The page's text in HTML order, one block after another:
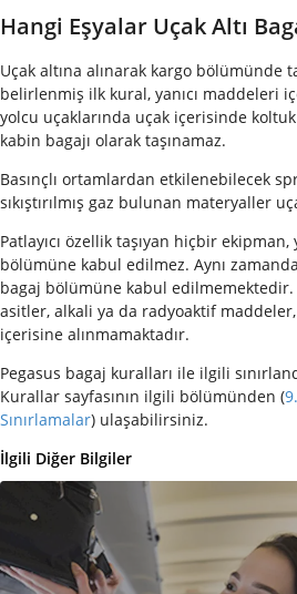
Hangi Eşyalar Uçak Altı
Uçak altına alınarak kargo bölümünde
belirlenmiş ilk kural, yanıcı maddeleri
yolcu uçaklarında uçak içerisinde koltuk
kabin bagajı olarak taşınamaz.
Basınçlı ortamlardan etkilenebilecek
sıkıştırılmış gaz bulunan materyaller
Patlayıcı özellik taşıyan hiçbir ekipman,
bölümüne kabul edilmez. Aynı zamanda
bagaj bölümüne kabul edilmemektedir.
asitler, alkali ya da radyoaktif
içerisine alınmamaktadır.
Pegasus bagaj kuralları ile ilgili
Kurallar sayfasının ilgili bölümünden (
Sınırlamalar) ulaşabilirsiniz.
İlgili Diğer Bilgiler